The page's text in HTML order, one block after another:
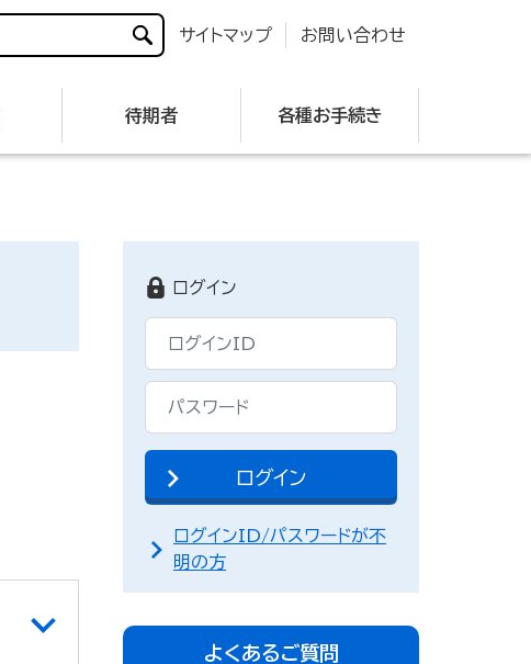
サイトマップ お問い合わせ
待期者 各種お手続き
ログイン
ログインID/パスワードが不
明の方
よくあるご質問